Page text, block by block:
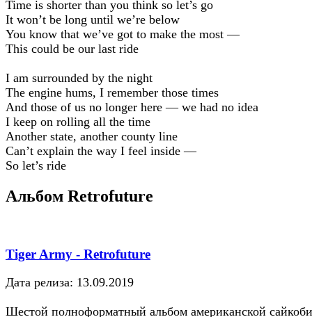
Time is shorter than you think so let’s go
It won’t be long until we’re below
You know that we’ve got to make the most —
This could be our last ride
I am surrounded by the night
The engine hums, I remember those times
And those of us no longer here — we had no idea
I keep on rolling all the time
Another state, another county line
Can’t explain the way I feel inside —
So let’s ride
Альбом Retrofuture
Tiger Army - Retrofuture
Дата релиза: 13.09.2019
Шестой полноформатный альбом американской